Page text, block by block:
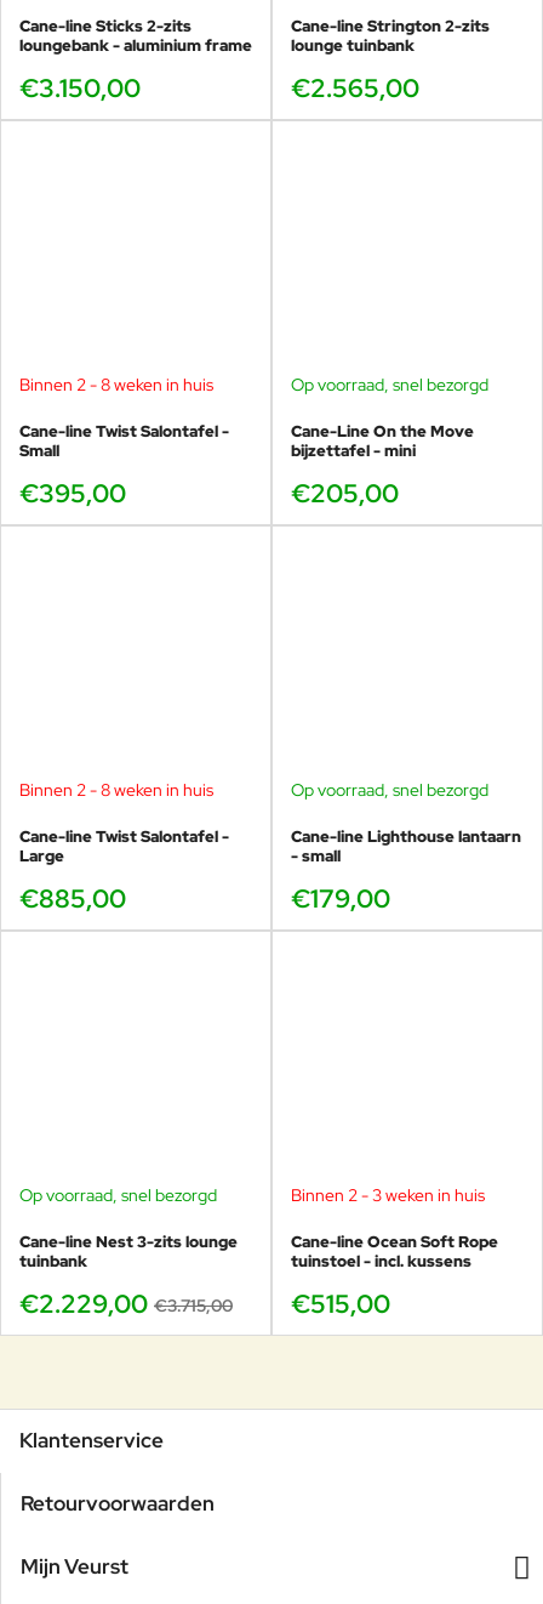
Cane-line Sticks 2-zits
loungebank - aluminium frame
€3.150,00
Cane-line Strington 2-zits
lounge tuinbank
€2.565,00
Binnen 2 - 8 weken in huis
Cane-line Twist Salontafel -
Small
€395,00
Op voorraad, snel bezorgd
Cane-Line On the Move
bijzettafel - mini
€205,00
Binnen 2 - 8 weken in huis
Cane-line Twist Salontafel -
Large
€885,00
Op voorraad, snel bezorgd
Cane-line Lighthouse lantaarn
- small
€179,00
-40%
Op voorraad, snel bezorgd
Cane-line Nest 3-zits lounge
tuinbank
€2.229,00 €3.715,00
Binnen 2 - 3 weken in huis
Cane-line Ocean Soft Rope
tuinstoel - incl. kussens
€515,00
Klantenservice
Retourvoorwaarden
Mijn Veurst